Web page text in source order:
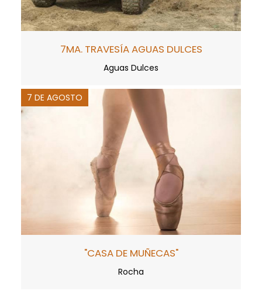
7MA. TRAVESÍA AGUAS DULCES
Aguas Dulces
7 DE AGOSTO
"CASA DE MUÑECAS"
Rocha